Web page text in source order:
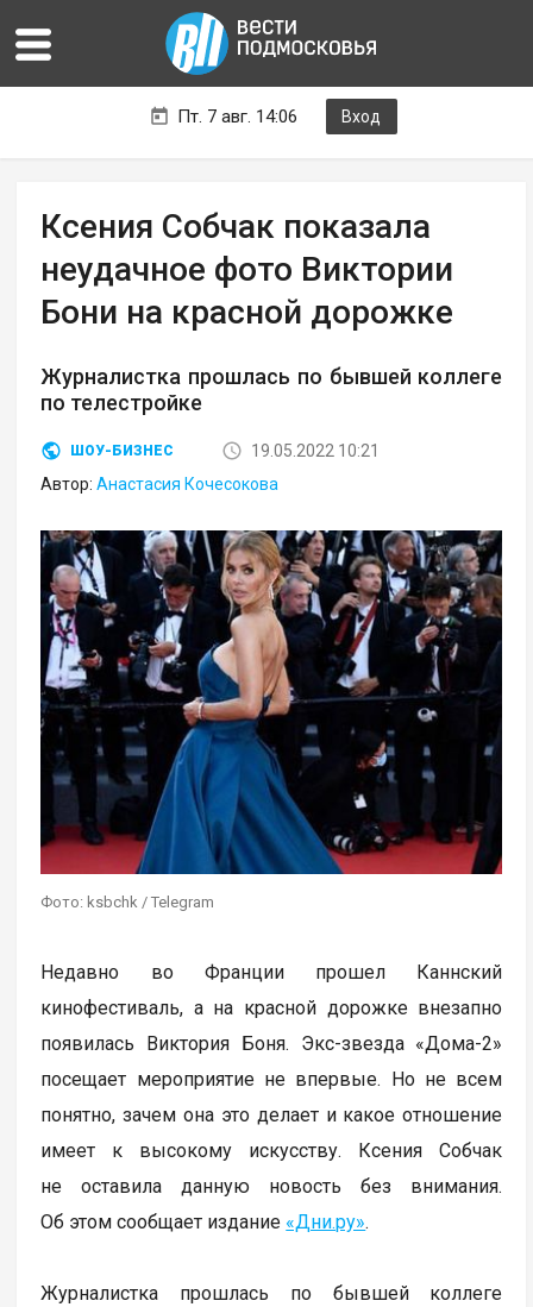
Пт. 7 авг. 14:06 Вход
Ксения Собчак показала
неудачное фото Виктории
Бони на красной дорожке
Журналистка прошлась по бывшей коллеге
по телестройке
ШОУ-БИЗНЕС
19.05.2022 10:21
Автор:Анастасия Кочесокова
Фото: ksbchk / Telegram
Недавно во Франции прошел Каннский
кинофестиваль, а на красной дорожке внезапно
появилась Виктория Боня. Экс-звезда «Дома-2»
посещает мероприятие не впервые. Но не всем
понятно, зачем она это делает и какое отношение
имеет к высокому искусству. Ксения Собчак
не оставила данную новость без внимания.
Об этом сообщает издание «Дни.ру».
Журналистка прошлась по бывшей коллеге